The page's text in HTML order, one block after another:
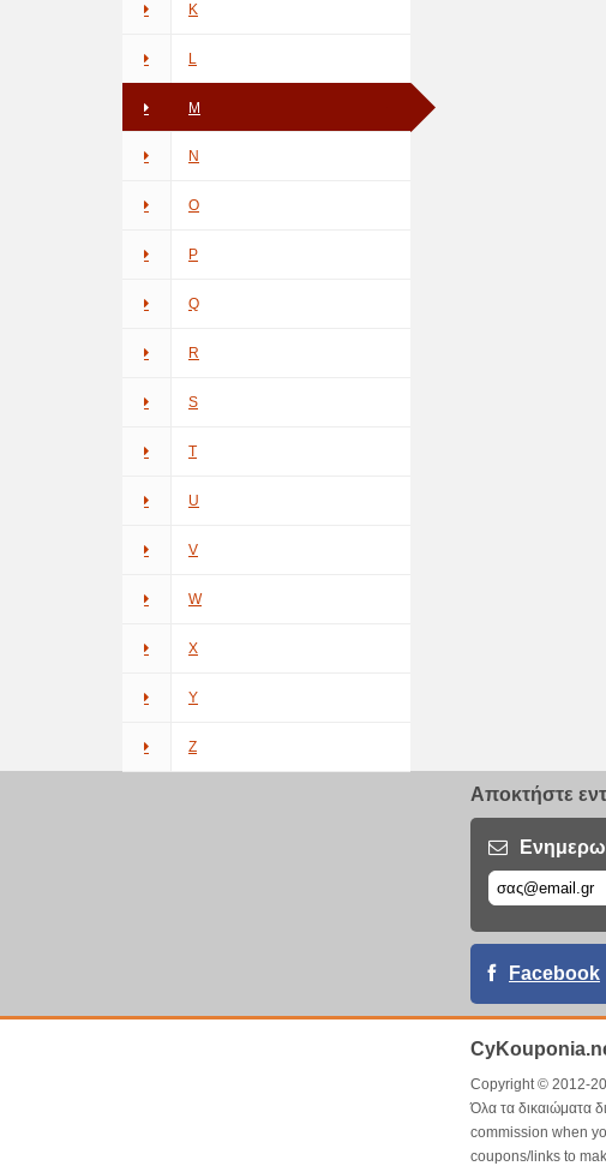
K
L
M
N
O
P
Q
R
S
T
U
V
W
X
Y
Z
Αποκτήστε
Facebook
Copyright © 2012-
Όλα τα δικαιώματα
commission when
coupons/links to